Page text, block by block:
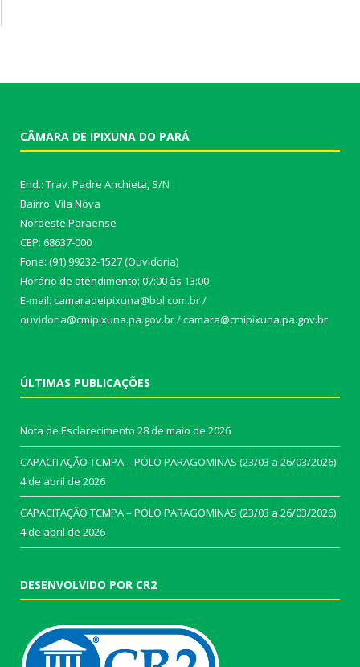
CÂMARA DE IPIXUNA DO PARÁ
End.: Trav. Padre Anchieta, S/N
Bairro: Vila Nova
Nordeste Paraense
CEP: 68637-000
Fone: (91) 99232-1527 (Ouvidoria)
Horário de atendimento: 07:00 às 13:00
E-mail: camaradeipixuna@bol.com.br /
ouvidoria@cmipixuna.pa.gov.br / camara@cmipixuna.pa.gov.br
ÚLTIMAS PUBLICAÇÕES
Nota de Esclarecimento 28 de maio de 2026
CAPACITAÇÃO TCMPA – PÓLO PARAGOMINAS (23/03 a 26/03/2026)
4 de abril de 2026
CAPACITAÇÃO TCMPA – PÓLO PARAGOMINAS (23/03 a 26/03/2026)
4 de abril de 2026
DESENVOLVIDO POR CR2